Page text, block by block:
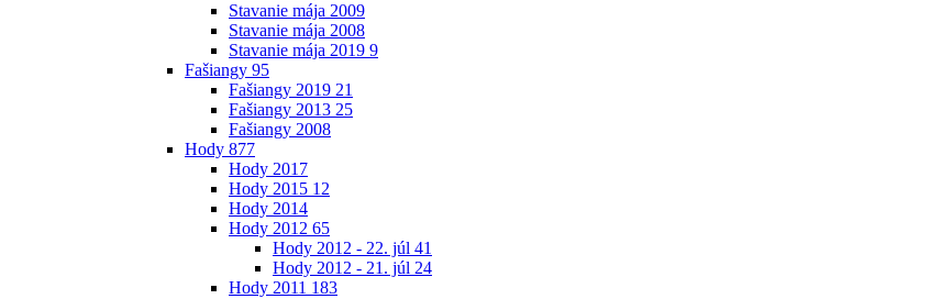
Stavanie mája 2009
Stavanie mája 2008
Stavanie mája 2019 9
Fašiangy 95
Fašiangy 2019 21
Fašiangy 2013 25
Fašiangy 2008
Hody 877
Hody 2017
Hody 2015 12
Hody 2014
Hody 2012 65
Hody 2012 - 22. júl 41
Hody 2012 - 21. júl 24
Hody 2011 183